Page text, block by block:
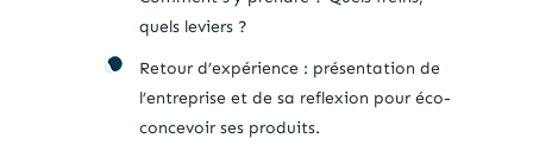
quels leviers ?
Retour d’expérience : présentation de
l’entreprise et de sa reflexion pour éco-
concevoir ses produits.